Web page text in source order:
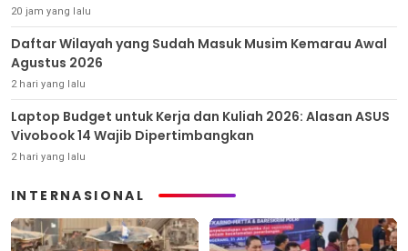
20 jam yang lalu
Daftar Wilayah yang Sudah Masuk Musim Kemarau Awal
Agustus 2026
2 hari yang lalu
Laptop Budget untuk Kerja dan Kuliah 2026: Alasan ASUS
Vivobook 14 Wajib Dipertimbangkan
2 hari yang lalu
INTERNASIONAL